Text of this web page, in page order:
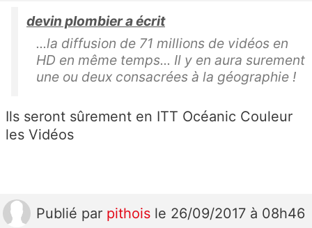
devin plombier a écrit
...la diffusion de 71 millions de vidéos en
HD en même temps... Il y en aura surement
une ou deux consacrées à la géographie !
Ils seront sûrement en ITT Océanic Couleur
les Vidéos
Publié par pithois le 26/09/2017 à 08h46